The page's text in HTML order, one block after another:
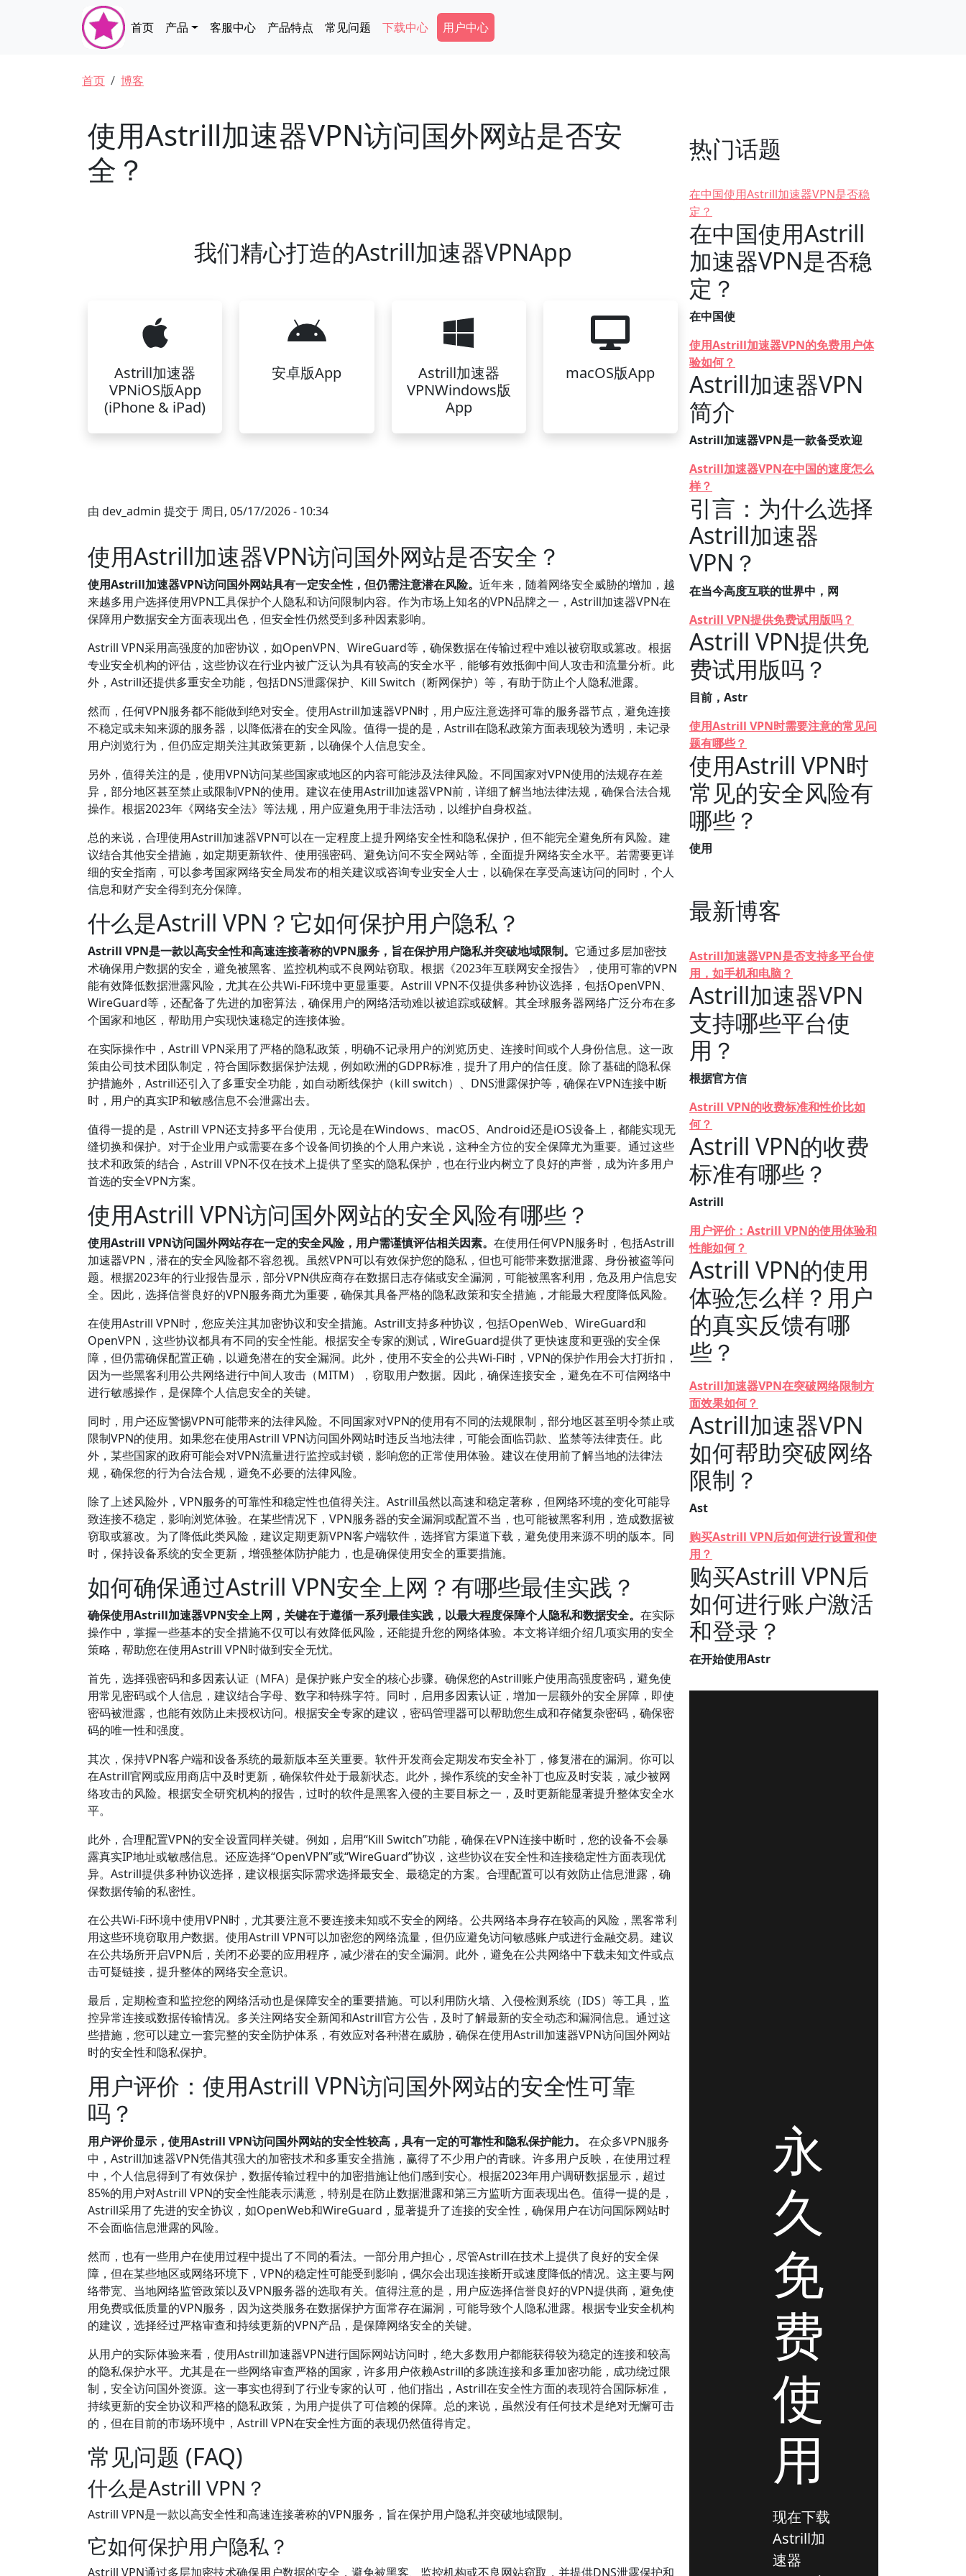
Main navigation
首页 产品 客服中心 产品特点 常见问题 下载中心 Secondary Menu
用户中心
面包屑
首页 博客
使用Astrill加速器VPN访问国外网站是否安
全？
我们精心打造的Astrill加速器VPNApp
Astrill加速器
VPNiOS版App
(iPhone & iPad)
安卓版App
Astrill加速器
VPNWindows版
App
macOS版App
由 dev_admin 提交于 周日, 05/17/2026 - 10:34
使用Astrill加速器VPN访问国外网站是否安全？
使用Astrill加速器VPN访问国外网站具有一定安全性，但仍需注意潜在风险。 近年来，随着网络安全威胁的增加，越
来越多用户选择使用VPN工具保护个人隐私和访问限制内容。作为市场上知名的VPN品牌之一，Astrill加速器VPN在
保障用户数据安全方面表现出色，但安全性仍然受到多种因素影响。
Astrill VPN采用高强度的加密协议，如OpenVPN、WireGuard等，确保数据在传输过程中难以被窃取或篡改。根据
专业安全机构的评估，这些协议在行业内被广泛认为具有较高的安全水平，能够有效抵御中间人攻击和流量分析。此
外，Astrill还提供多重安全功能，包括DNS泄露保护、Kill Switch（断网保护）等，有助于防止个人隐私泄露。
然而，任何VPN服务都不能做到绝对安全。使用Astrill加速器VPN时，用户应注意选择可靠的服务器节点，避免连接
不稳定或未知来源的服务器，以降低潜在的安全风险。值得一提的是，Astrill在隐私政策方面表现较为透明，未记录
用户浏览行为，但仍应定期关注其政策更新，以确保个人信息安全。
另外，值得关注的是，使用VPN访问某些国家或地区的内容可能涉及法律风险。不同国家对VPN使用的法规存在差
异，部分地区甚至禁止或限制VPN的使用。建议在使用Astrill加速器VPN前，详细了解当地法律法规，确保合法合规
操作。根据2023年《网络安全法》等法规，用户应避免用于非法活动，以维护自身权益。
总的来说，合理使用Astrill加速器VPN可以在一定程度上提升网络安全性和隐私保护，但不能完全避免所有风险。建
议结合其他安全措施，如定期更新软件、使用强密码、避免访问不安全网站等，全面提升网络安全水平。若需要更详
细的安全指南，可以参考国家网络安全局发布的相关建议或咨询专业安全人士，以确保在享受高速访问的同时，个人
信息和财产安全得到充分保障。
什么是Astrill VPN？它如何保护用户隐私？
Astrill VPN是一款以高安全性和高速连接著称的VPN服务，旨在保护用户隐私并突破地域限制。 它通过多层加密技
术确保用户数据的安全，避免被黑客、监控机构或不良网站窃取。根据《2023年互联网安全报告》，使用可靠的VPN
能有效降低数据泄露风险，尤其在公共Wi-Fi环境中更显重要。Astrill VPN不仅提供多种协议选择，包括OpenVPN、
WireGuard等，还配备了先进的加密算法，确保用户的网络活动难以被追踪或破解。其全球服务器网络广泛分布在多
个国家和地区，帮助用户实现快速稳定的连接体验。
在实际操作中，Astrill VPN采用了严格的隐私政策，明确不记录用户的浏览历史、连接时间或个人身份信息。这一政
策由公司技术团队制定，符合国际数据保护法规，例如欧洲的GDPR标准，提升了用户的信任度。除了基础的隐私保
护措施外，Astrill还引入了多重安全功能，如自动断线保护（kill switch）、DNS泄露保护等，确保在VPN连接中断
时，用户的真实IP和敏感信息不会泄露出去。
值得一提的是，Astrill VPN还支持多平台使用，无论是在Windows、macOS、Android还是iOS设备上，都能实现无
缝切换和保护。对于企业用户或需要在多个设备间切换的个人用户来说，这种全方位的安全保障尤为重要。通过这些
技术和政策的结合，Astrill VPN不仅在技术上提供了坚实的隐私保护，也在行业内树立了良好的声誉，成为许多用户
首选的安全VPN方案。
使用Astrill VPN访问国外网站的安全风险有哪些？
使用Astrill VPN访问国外网站存在一定的安全风险，用户需谨慎评估相关因素。 在使用任何VPN服务时，包括Astrill
加速器VPN，潜在的安全风险都不容忽视。虽然VPN可以有效保护您的隐私，但也可能带来数据泄露、身份被盗等问
题。根据2023年的行业报告显示，部分VPN供应商存在数据日志存储或安全漏洞，可能被黑客利用，危及用户信息安
全。因此，选择信誉良好的VPN服务商尤为重要，确保其具备严格的隐私政策和安全措施，才能最大程度降低风险。
在使用Astrill VPN时，您应关注其加密协议和安全措施。Astrill支持多种协议，包括OpenWeb、WireGuard和
OpenVPN，这些协议都具有不同的安全性能。根据安全专家的测试，WireGuard提供了更快速度和更强的安全保
障，但仍需确保配置正确，以避免潜在的安全漏洞。此外，使用不安全的公共Wi-Fi时，VPN的保护作用会大打折扣，
因为一些黑客利用公共网络进行中间人攻击（MITM），窃取用户数据。因此，确保连接安全，避免在不可信网络中
进行敏感操作，是保障个人信息安全的关键。
同时，用户还应警惕VPN可能带来的法律风险。不同国家对VPN的使用有不同的法规限制，部分地区甚至明令禁止或
限制VPN的使用。如果您在使用Astrill VPN访问国外网站时违反当地法律，可能会面临罚款、监禁等法律责任。此
外，某些国家的政府可能会对VPN流量进行监控或封锁，影响您的正常使用体验。建议在使用前了解当地的法律法
规，确保您的行为合法合规，避免不必要的法律风险。
除了上述风险外，VPN服务的可靠性和稳定性也值得关注。Astrill虽然以高速和稳定著称，但网络环境的变化可能导
致连接不稳定，影响浏览体验。在某些情况下，VPN服务器的安全漏洞或配置不当，也可能被黑客利用，造成数据被
窃取或篡改。为了降低此类风险，建议定期更新VPN客户端软件，选择官方渠道下载，避免使用来源不明的版本。同
时，保持设备系统的安全更新，增强整体防护能力，也是确保使用安全的重要措施。
如何确保通过Astrill VPN安全上网？有哪些最佳实践？
确保使用Astrill加速器VPN安全上网，关键在于遵循一系列最佳实践，以最大程度保障个人隐私和数据安全。 在实际
操作中，掌握一些基本的安全措施不仅可以有效降低风险，还能提升您的网络体验。本文将详细介绍几项实用的安全
策略，帮助您在使用Astrill VPN时做到安全无忧。
首先，选择强密码和多因素认证（MFA）是保护账户安全的核心步骤。确保您的Astrill账户使用高强度密码，避免使
用常见密码或个人信息，建议结合字母、数字和特殊字符。同时，启用多因素认证，增加一层额外的安全屏障，即使
密码被泄露，也能有效防止未授权访问。根据安全专家的建议，密码管理器可以帮助您生成和存储复杂密码，确保密
码的唯一性和强度。
其次，保持VPN客户端和设备系统的最新版本至关重要。软件开发商会定期发布安全补丁，修复潜在的漏洞。你可以
在Astrill官网或应用商店中及时更新，确保软件处于最新状态。此外，操作系统的安全补丁也应及时安装，减少被网
络攻击的风险。根据安全研究机构的报告，过时的软件是黑客入侵的主要目标之一，及时更新能显著提升整体安全水
平。
此外，合理配置VPN的安全设置同样关键。例如，启用“Kill Switch”功能，确保在VPN连接中断时，您的设备不会暴
露真实IP地址或敏感信息。还应选择“OpenVPN”或“WireGuard”协议，这些协议在安全性和连接稳定性方面表现优
异。Astrill提供多种协议选择，建议根据实际需求选择最安全、最稳定的方案。合理配置可以有效防止信息泄露，确
保数据传输的私密性。
在公共Wi-Fi环境中使用VPN时，尤其要注意不要连接未知或不安全的网络。公共网络本身存在较高的风险，黑客常利
用这些环境窃取用户数据。使用Astrill VPN可以加密您的网络流量，但仍应避免访问敏感账户或进行金融交易。建议
在公共场所开启VPN后，关闭不必要的应用程序，减少潜在的安全漏洞。此外，避免在公共网络中下载未知文件或点
击可疑链接，提升整体的网络安全意识。
最后，定期检查和监控您的网络活动也是保障安全的重要措施。可以利用防火墙、入侵检测系统（IDS）等工具，监
控异常连接或数据传输情况。多关注网络安全新闻和Astrill官方公告，及时了解最新的安全动态和漏洞信息。通过这
些措施，您可以建立一套完整的安全防护体系，有效应对各种潜在威胁，确保在使用Astrill加速器VPN访问国外网站
时的安全性和隐私保护。
用户评价：使用Astrill VPN访问国外网站的安全性可靠
吗？
用户评价显示，使用Astrill VPN访问国外网站的安全性较高，具有一定的可靠性和隐私保护能力。
在众多VPN服务
中，Astrill加速器VPN凭借其强大的加密技术和多重安全措施，赢得了不少用户的青睐。许多用户反映，在使用过程
中，个人信息得到了有效保护，数据传输过程中的加密措施让他们感到安心。根据2023年用户调研数据显示，超过
85%的用户对Astrill VPN的安全性能表示满意，特别是在防止数据泄露和第三方监听方面表现出色。值得一提的是，
Astrill采用了先进的安全协议，如OpenWeb和WireGuard，显著提升了连接的安全性，确保用户在访问国际网站时
不会面临信息泄露的风险。
然而，也有一些用户在使用过程中提出了不同的看法。一部分用户担心，尽管Astrill在技术上提供了良好的安全保
障，但在某些地区或网络环境下，VPN的稳定性可能受到影响，偶尔会出现连接断开或速度降低的情况。这主要与网
络带宽、当地网络监管政策以及VPN服务器的选取有关。值得注意的是，用户应选择信誉良好的VPN提供商，避免使
用免费或低质量的VPN服务，因为这类服务在数据保护方面常存在漏洞，可能导致个人隐私泄露。根据专业安全机构
的建议，选择经过严格审查和持续更新的VPN产品，是保障网络安全的关键。
从用户的实际体验来看，使用Astrill加速器VPN进行国际网站访问时，绝大多数用户都能获得较为稳定的连接和较高
的隐私保护水平。尤其是在一些网络审查严格的国家，许多用户依赖Astrill的多跳连接和多重加密功能，成功绕过限
制，安全访问国外资源。这一事实也得到了行业专家的认可，他们指出，Astrill在安全性方面的表现符合国际标准，
持续更新的安全协议和严格的隐私政策，为用户提供了可信赖的保障。总的来说，虽然没有任何技术是绝对无懈可击
的，但在目前的市场环境中，Astrill VPN在安全性方面的表现仍然值得肯定。
常见问题 (FAQ)
什么是Astrill VPN？
Astrill VPN是一款以高安全性和高速连接著称的VPN服务，旨在保护用户隐私并突破地域限制。
它如何保护用户隐私？
Astrill VPN通过多层加密技术确保用户数据的安全，避免被黑客、监控机构或不良网站窃取，并提供DNS泄露保护和
热门话题
在中国使用Astrill加速器VPN是否稳
定？
在中国使用Astrill
加速器VPN是否稳
定？
在中国使
使用Astrill加速器VPN的免费用户体
验如何？
Astrill加速器VPN
简介
Astrill加速器VPN是一款备受欢迎
Astrill加速器VPN在中国的速度怎么
样？
引言：为什么选择
Astrill加速器
VPN？
在当今高度互联的世界中，网
Astrill VPN提供免费试用版吗？
Astrill VPN提供免
费试用版吗？
目前，Astr
使用Astrill VPN时需要注意的常见问
题有哪些？
使用Astrill VPN时
常见的安全风险有
哪些？
使用
最新博客
Astrill加速器VPN是否支持多平台使
用，如手机和电脑？
Astrill加速器VPN
支持哪些平台使
用？
根据官方信
Astrill VPN的收费标准和性价比如
何？
Astrill VPN的收费
标准有哪些？
Astrill
用户评价：Astrill VPN的使用体验和
性能如何？
Astrill VPN的使用
体验怎么样？用户
的真实反馈有哪
些？
Astrill加速器VPN在突破网络限制方
面效果如何？
Astrill加速器VPN
如何帮助突破网络
限制？
Ast
购买Astrill VPN后如何进行设置和使
用？
购买Astrill VPN后
如何进行账户激活
和登录？
在开始使用Astr
永
久
免
费
使
用
现在下载
Astrill加
速器